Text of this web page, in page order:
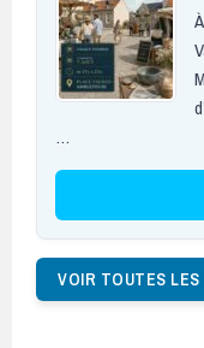
…
VOIR TOUTES LES